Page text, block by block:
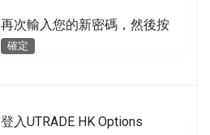
再次輸入您的新密碼，然後按
確定
登入UTRADE HK Options